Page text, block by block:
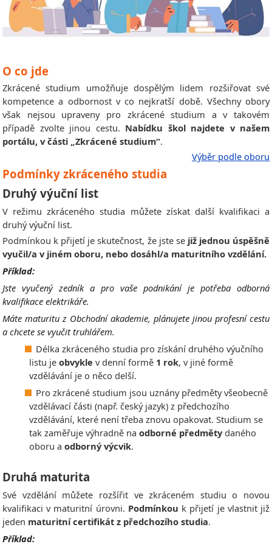
O co jde
Zkrácené studium umožňuje dospělým lidem rozšiřovat své
kompetence a odbornost v co nejkratší době. Všechny obory
však nejsou upraveny pro zkrácené studium a v takovém
případě zvolte jinou cestu. Nabídku škol najdete v našem
portálu, v části „Zkrácené studium“.
Výběr podle oboru
Podmínky zkráceného studia
Druhý výuční list
V režimu zkráceného studia můžete získat další kvalifikaci a
druhý výuční list.
Podmínkou k přijetí je skutečnost, že jste se již jednou úspěšně
vyučil/a v jiném oboru, nebo dosáhl/a maturitního vzdělání.
Příklad:
Jste vyučený zedník a pro vaše podnikání je potřeba odborná
kvalifikace elektrikáře.
Máte maturitu z Obchodní akademie, plánujete jinou profesní cestu
a chcete se vyučit truhlářem.
Délka zkráceného studia pro získání druhého výučního
listu je obvykle v denní formě 1 rok, v jiné formě
vzdělávání je o něco delší.
Pro zkrácené studium jsou uznány předměty všeobecně
vzdělávací části (např. český jazyk) z předchozího
vzdělávání, které není třeba znovu opakovat. Studium se
tak zaměřuje výhradně na odborné předmětydaného
oboru a odborný výcvik.
Druhá maturita
Své vzdělání můžete rozšířit ve zkráceném studiu o novou
kvalifikaci v maturitní úrovni. Podmínkou k přijetí je vlastnit již
jeden maturitní certifikát z předchozího studia.
Příklad: